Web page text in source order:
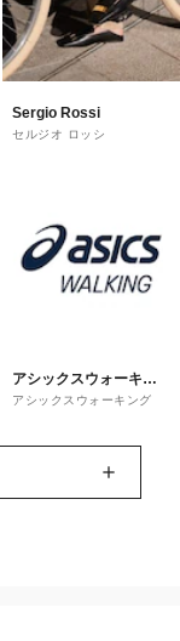
Sergio Rossi
セルジオ ロッシ
アシックスウォーキン
グ
アシックスウォーキング